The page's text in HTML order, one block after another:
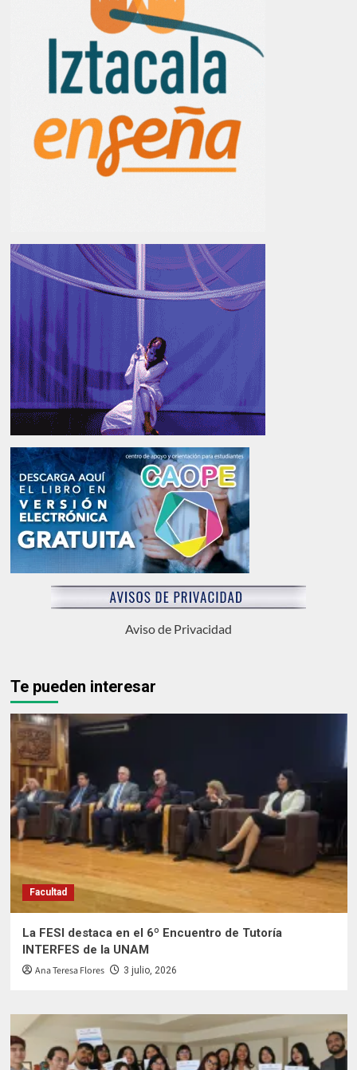
Aviso de Privacidad
Te pueden interesar
Facultad
La FESI destaca en el 6º Encuentro de Tutoría
INTERFES de la UNAM
Ana Teresa Flores 3 julio, 2026